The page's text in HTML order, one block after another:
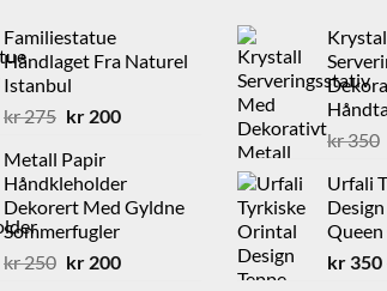
Familiestatue
Håndlaget Fra Naturel
Istanbul
kr275 Opprinnelig
var:
kr 275.
kr200Nåværende
kr 200.
Metall Papir
Håndkleholder
Dekorert Med Gyldne
Sommerfugler
kr250 Opprinnelig
kr200Nåværende
kr350
Urfali
Queen
kr 350